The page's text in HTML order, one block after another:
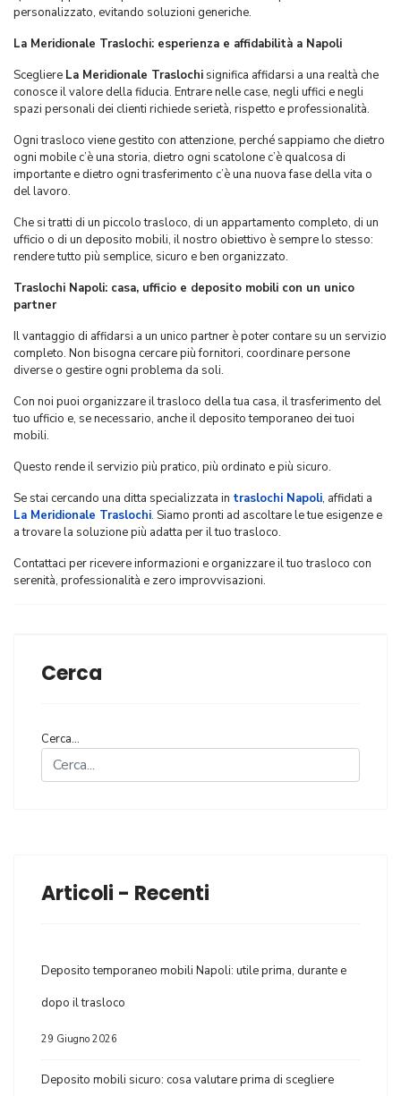
personalizzato, evitando soluzioni generiche.
La Meridionale Traslochi: esperienza e affidabilità a Napoli
Scegliere La Meridionale Traslochi significa affidarsi a una realtà che
conosce il valore della fiducia. Entrare nelle case, negli uffici e negli
spazi personali dei clienti richiede serietà, rispetto e professionalità.
Ogni trasloco viene gestito con attenzione, perché sappiamo che dietro
ogni mobile c’è una storia, dietro ogni scatolone c’è qualcosa di
importante e dietro ogni trasferimento c’è una nuova fase della vita o
del lavoro.
Che si tratti di un piccolo trasloco, di un appartamento completo, di un
ufficio o di un deposito mobili, il nostro obiettivo è sempre lo stesso:
rendere tutto più semplice, sicuro e ben organizzato.
Traslochi Napoli: casa, ufficio e deposito mobili con un unico
partner
Il vantaggio di affidarsi a un unico partner è poter contare su un servizio
completo. Non bisogna cercare più fornitori, coordinare persone
diverse o gestire ogni problema da soli.
Con noi puoi organizzare il trasloco della tua casa, il trasferimento del
tuo ufficio e, se necessario, anche il deposito temporaneo dei tuoi
mobili.
Questo rende il servizio più pratico, più ordinato e più sicuro.
Se stai cercando una ditta specializzata in traslochi Napoli, affidati a
La Meridionale Traslochi. Siamo pronti ad ascoltare le tue esigenze e
a trovare la soluzione più adatta per il tuo trasloco.
Contattaci per ricevere informazioni e organizzare il tuo trasloco con
serenità, professionalità e zero improvvisazioni.
Cerca
Cerca...
Articoli - Recenti
Deposito temporaneo mobili Napoli: utile prima, durante e
dopo il trasloco
29 Giugno 2026
Deposito mobili sicuro: cosa valutare prima di scegliere